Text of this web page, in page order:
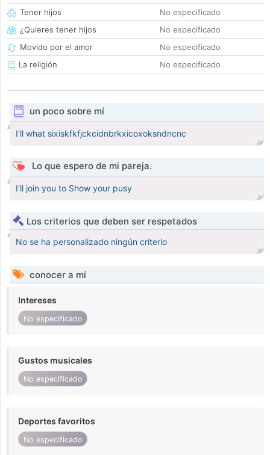
Tener hijos
No especificado
¿Quieres tener hijos
No especificado
Movido por el amor
No especificado
La religión
No especificado
un poco sobre mí
I'll what sixiskfkfjckcidnbrkxicoxoksndncnc
Lo que espero de mi pareja.
I'll join you to Show your pusy
Los criterios que deben ser respetados
No se ha personalizado ningún criterio
conocer a mí
Intereses
No especificado
Gustos musicales
No especificado
Deportes favoritos
No especificado